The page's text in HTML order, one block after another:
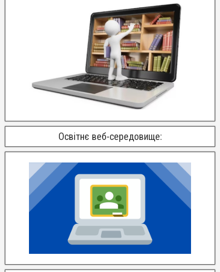
Освітнє веб-середовище: